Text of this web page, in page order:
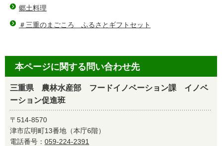
郷土料理
＃三重のまごころ ふるさとギフトセット
本ページに関する問い合わせ先
三重県 農林水産部 フードイノベーション課 イノベ
ーション促進班
〒514-8570
津市広明町13番地（本庁6階）
電話番号： 059-224-2391